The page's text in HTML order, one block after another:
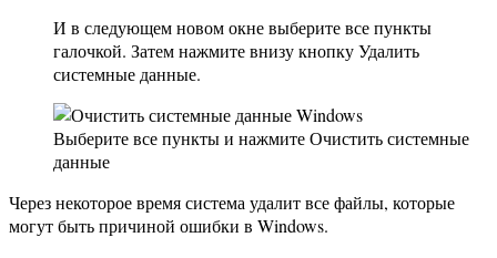
И в следующем новом окне выберите все пункты
галочкой. Затем нажмите внизу кнопку Удалить
системные данные.
Выберите все пункты и нажмите Очистить системные
данные
Через некоторое время система удалит все файлы, которые
могут быть причиной ошибки в Windows.